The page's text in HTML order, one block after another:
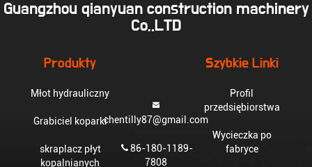
Guangzhou qianyuan construction machinery
Co,.LTD
Produkty
Młot hydrauliczny
Grabiciel koparki
skraplacz płyt
kopalnianych
chentilly87@gmail.com
86-180-1189-
7808
Szybkie Linki
Profil
przedsiębiorstwa
Wycieczka po
fabryce